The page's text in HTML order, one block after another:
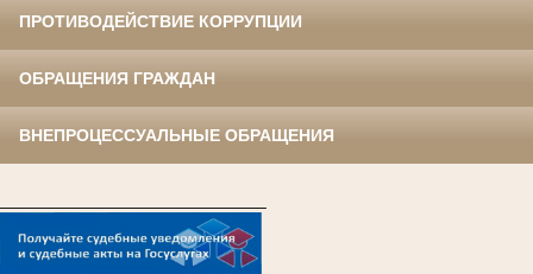
ПРОТИВОДЕЙСТВИЕ КОРРУПЦИИ
ОБРАЩЕНИЯ ГРАЖДАН
ВНЕПРОЦЕССУАЛЬНЫЕ ОБРАЩЕНИЯ